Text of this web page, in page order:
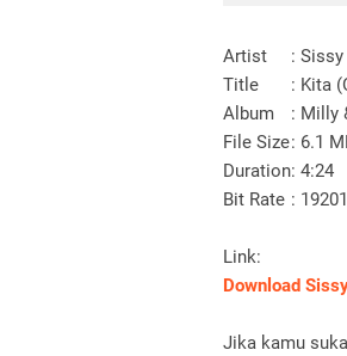
Artist
:
Title
: Kita
Album
: Milly
File Size: 6.1
Duration: 4:24
Bit Rate :
Link:
Download
Jika kamu